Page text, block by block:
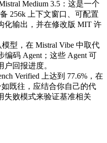
Medium 3.5：这是一个
256k 上下文窗口、可配置
化输出，并在修改版 MIT 许
型，在 Mistral Vibe 中取代
编码 Agent；这些 Agent 可
回报进度。
Verified 上达到 77.6%，在
如既往，应结合你自己的代
失败模式来验证基准相关